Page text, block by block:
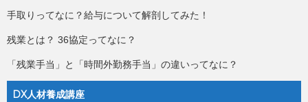
手取りってなに？給与について解剖してみた！
残業とは？ 36協定ってなに？
「残業手当」と「時間外勤務手当」の違いってなに？
DX人材養成講座